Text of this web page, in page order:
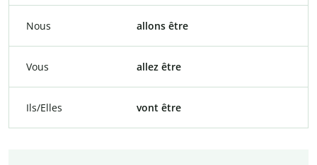
Nous allons être
Vous allez être
Ils/Elles vont être